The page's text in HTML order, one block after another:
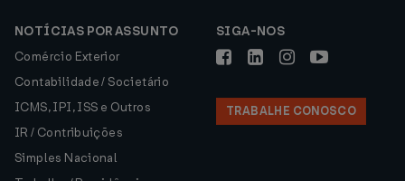
NOTÍCIAS POR ASSUNTO
Comércio Exterior
Contabilidade / Societário
ICMS, IPI, ISS e Outros
IR / Contribuições
Simples Nacional
SIGA-NOS
TRABALHE CONOSCO